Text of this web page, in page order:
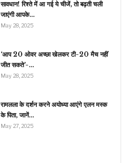
सावधान! रिश्ते में आ गई ये चीजें, तो बढ़ती चली
जाएंगी आपके…
May 28, 2025
‘आप 20 ओवर अच्छा खेलकर टी-20 मैच नहीं
जीत सकते’-…
May 28, 2025
रामलला के दर्शन करने अयोध्या आएंगे एलन मस्क
के पिता, जानें…
May 27, 2025